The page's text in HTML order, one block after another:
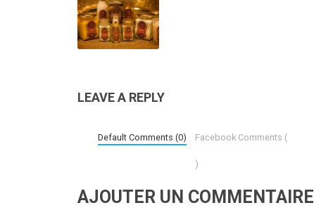
LEAVE A REPLY
Default Comments (0) Facebook Comments (
)
AJOUTER UN COMMENTAIRE